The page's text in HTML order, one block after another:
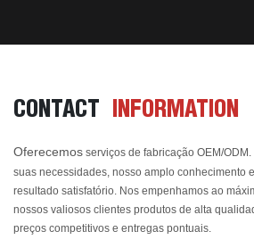
CONTACT INFORMATION
Oferecemos serviços de fabricação OEM/
suas necessidades, nosso amplo conhecimento
resultado satisfatório. Nos empenhamos ao
nossos valiosos clientes produtos de alta
preços competitivos e entregas pontuais.